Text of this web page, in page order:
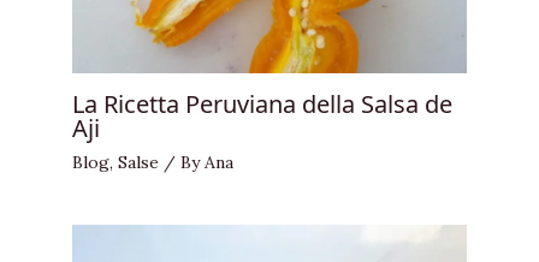
La Ricetta Peruviana della Salsa de
Aji
Blog, Salse / By Ana